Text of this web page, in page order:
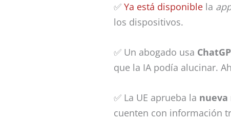
✅ Ya está disponible la
los dispositivos.
✅ Un abogado usa
que la IA podía alucinar.
✅ La UE aprueba la nueva
cuenten con información